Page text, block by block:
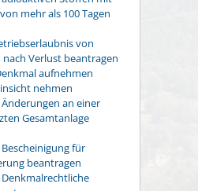
mehr als 100 Tagen
von
nach Verlust beantragen
aufnehmen
nehmen
an einer
Gesamtanlage
für
beantragen